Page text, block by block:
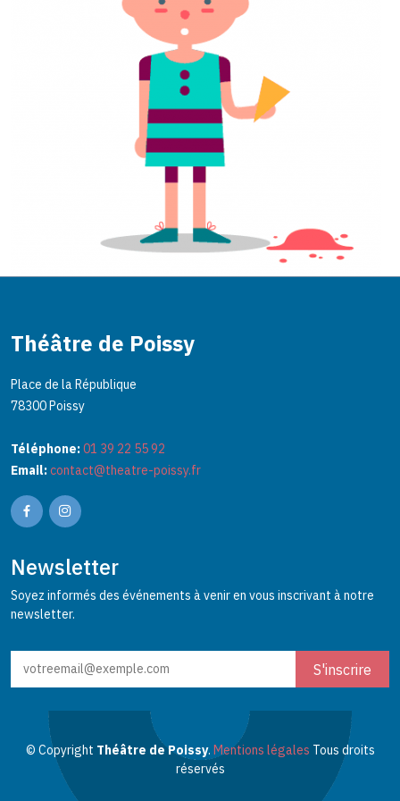
Théâtre de Poissy
Place de la République
78300 Poissy
Téléphone:01 39 22 55 92
Email:contact@theatre-poissy.fr
Newsletter
Soyez informés des événements à venir en vous inscrivant à notre
newsletter.
© Copyright Théâtre de Poissy. Mentions légales Tous droits
réservés